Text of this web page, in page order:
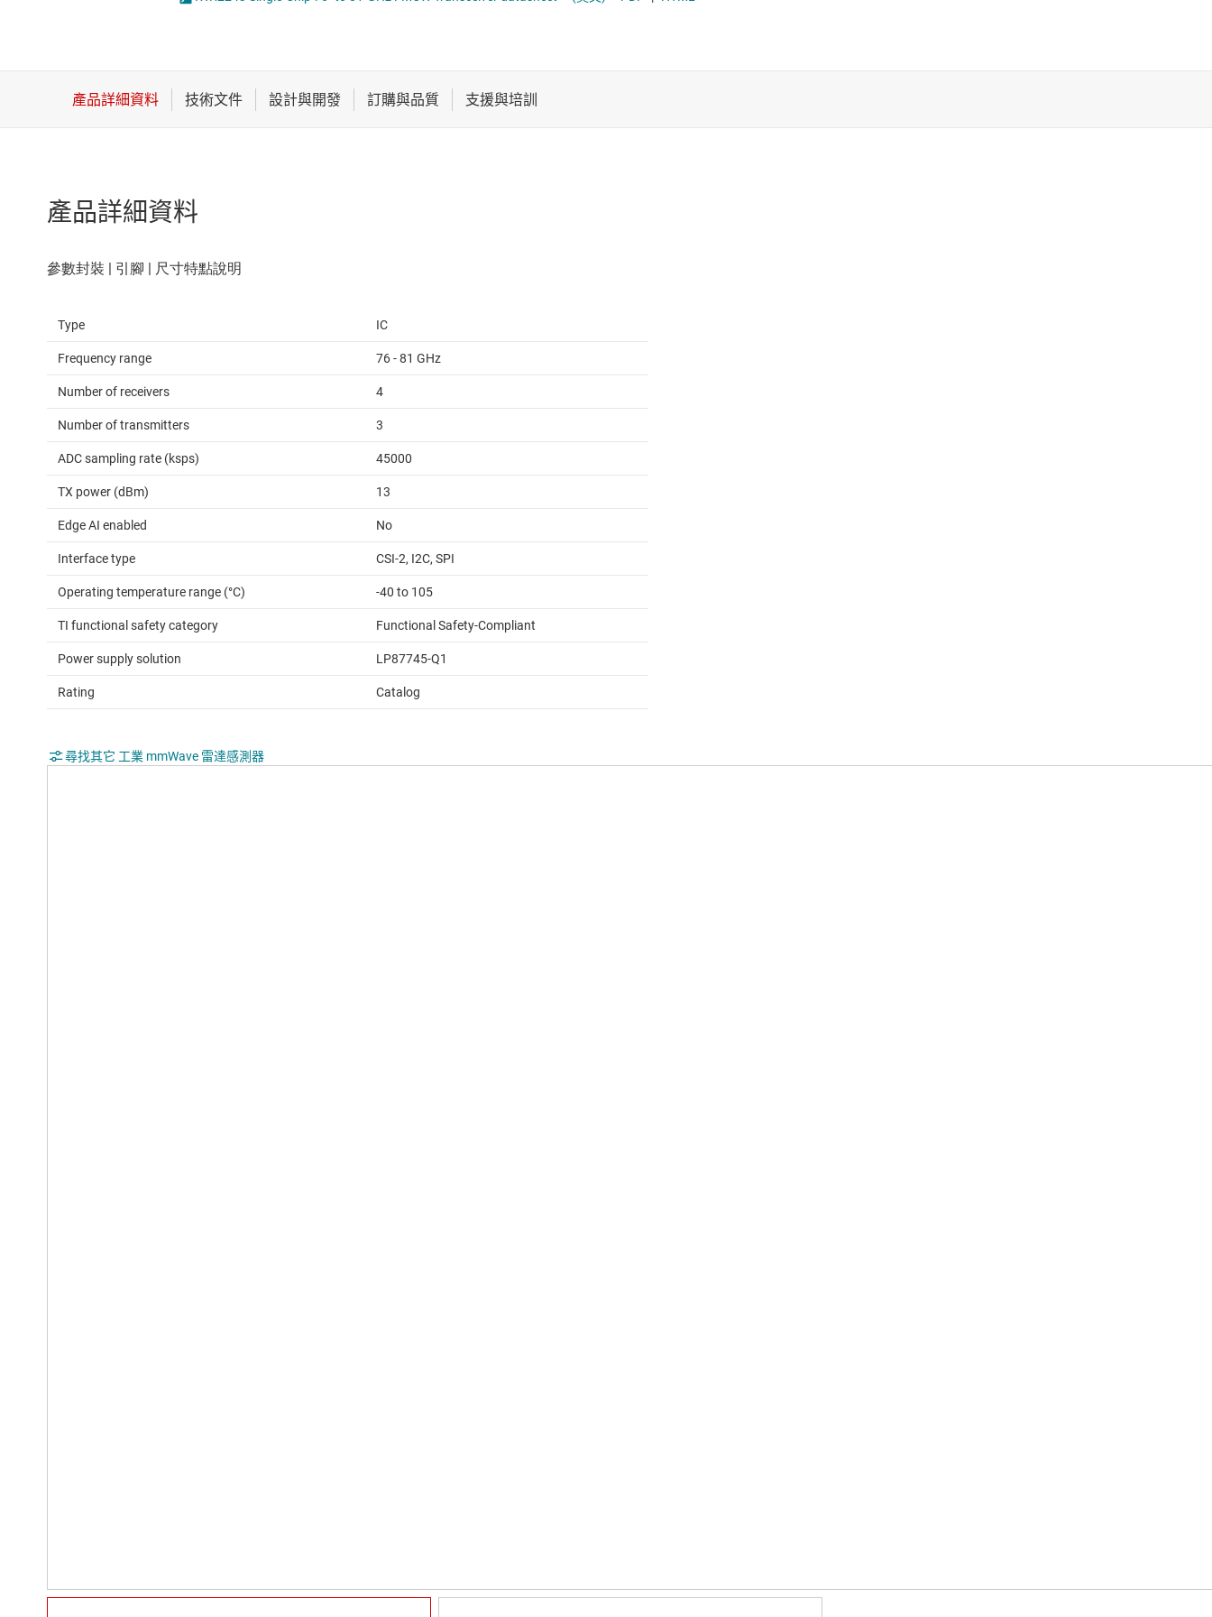
感測器 電池管理 IC
濕度感測器
產品詳細資料
Type IC
Frequency range 76 - 81 GHz
Number of receivers 4
Number of transmitters 3
ADC sampling rate (ksps) 45000
TX power (dBm) 13
Edge AI enabled No
Interface type CSI-2, I2C, SPI
Operating temperature range (°C) -40 to 105
TI functional safety category Functional Safety-Compliant
Power supply solution LP87745-Q1
Rating Catalog
尋找其它 工業 mmWave 雷達感測器